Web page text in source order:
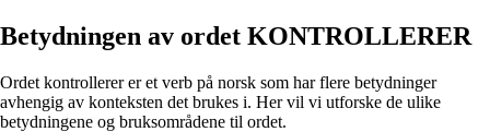
Betydningen av ordet KONTROLLERER
Ordet kontrollerer er et verb på norsk som har flere betydninger
avhengig av konteksten det brukes i. Her vil vi utforske de ulike
betydningene og bruksområdene til ordet.